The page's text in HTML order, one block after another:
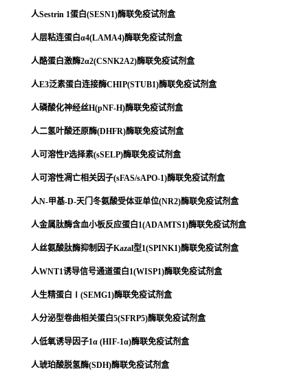
人Sestrin 1蛋白(SESN1)酶联免疫试剂盒
人层粘连蛋白α4(LAMA4)酶联免疫试剂盒
人酪蛋白激酶2α2(CSNK2A2)酶联免疫试剂盒
人E3泛素蛋白连接酶CHIP(STUB1)酶联免疫试剂盒
人磷酸化神经丝H(pNF-H)酶联免疫试剂盒
人二氢叶酸还原酶(DHFR)酶联免疫试剂盒
人可溶性P选择素(sSELP)酶联免疫试剂盒
人可溶性凋亡相关因子(sFAS/sAPO-1)酶联免疫试剂盒
人N-甲基-D-天门冬氨酸受体亚单位(NR2)酶联免疫试剂盒
人金属肽酶含血小板反应蛋白1(ADAMTS1)酶联免疫试剂盒
人丝氨酸肽酶抑制因子Kazal型1(SPINK1)酶联免疫试剂盒
人WNT1诱导信号通道蛋白1(WISP1)酶联免疫试剂盒
人生精蛋白Ⅰ(SEMG1)酶联免疫试剂盒
人分泌型卷曲相关蛋白5(SFRP5)酶联免疫试剂盒
人低氧诱导因子1α (HIF-1α)酶联免疫试剂盒
人琥珀酸脱氢酶(SDH)酶联免疫试剂盒